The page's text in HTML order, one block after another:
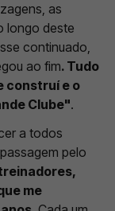
as
longo deste
continuado,
ao fim. Tudo
construí e o
Clube".
a todos
pelo
me